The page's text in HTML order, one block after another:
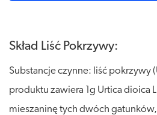
Skład Liść Pokrzywy:
Substancje czynne: liść pokrzywy
produktu zawiera 1g Urtica dioica
mieszaninę tych dwóch